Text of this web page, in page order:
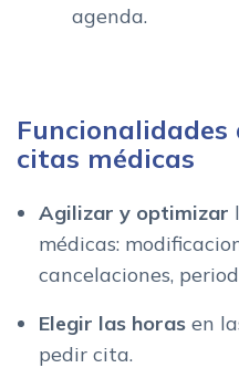
agenda.
citas médicas
Agilizar y optimizar
médicas:
cancelaciones,
Elegir las horas en
pedir cita.